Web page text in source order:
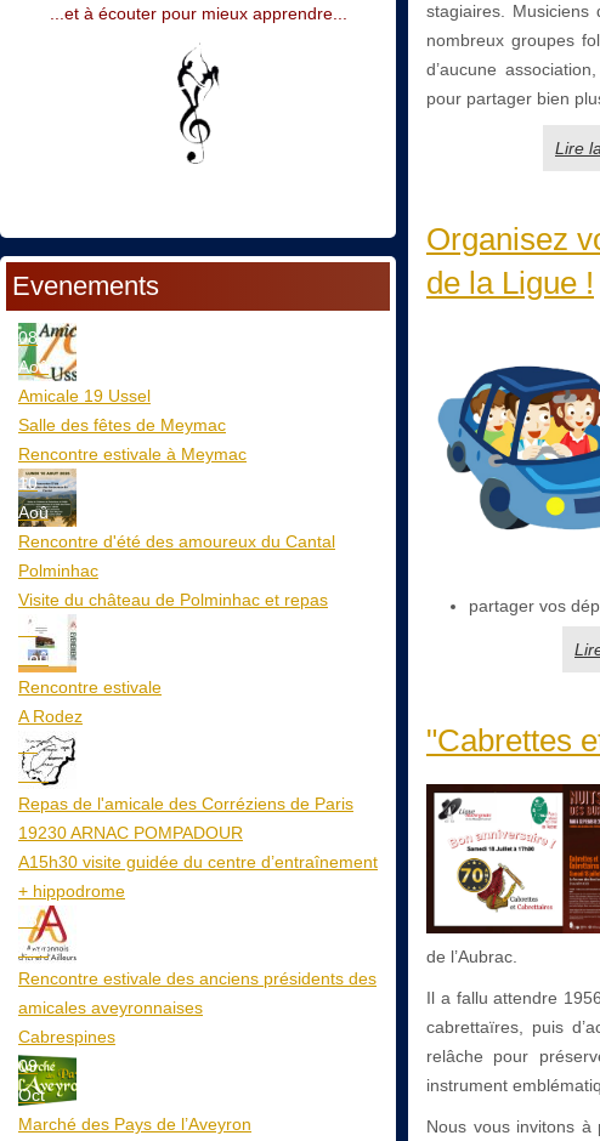
...et à écouter pour mieux apprendre...
Evenements
08
Aoû
Amicale 19 Ussel
Salle des fêtes de Meymac
Rencontre estivale à Meymac
10
Aoû
Rencontre d'été des amoureux du Cantal
Polminhac
Visite du château de Polminhac et repas
12
Aoû
Rencontre estivale
A Rodez
23
Aoû
Repas de l'amicale des Corréziens de Paris
19230 ARNAC POMPADOUR
A15h30 visite guidée du centre d’entraînement
+ hippodrome
25
Aoû
Rencontre estivale des anciens présidents des
amicales aveyronnaises
Cabrespines
09
Oct
Marché des Pays de l’Aveyron
stagiaires. Musiciens
nombreux groupes
d’aucune
pour partager bien
Lire
Organisez
de la Ligue !
partager vos
"Cabrettes
de l’Aubrac.
Il a fallu attendre
cabrettaïres, puis
relâche pour
instrument
Nous vous invitons